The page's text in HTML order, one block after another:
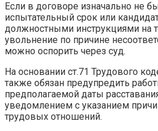
Если в договоре изначально не
испытательный срок или
должностными инструкциями на
увольнение по причине
можно оспорить через суд.
На основании ст.71 Трудового
также обязан предупредить
предполагаемой даты
уведомлением с указанием
трудовых отношений.